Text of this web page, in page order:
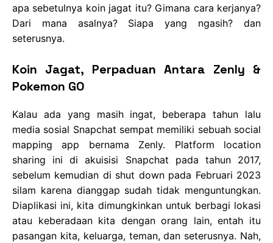
apa sebetulnya koin jagat itu? Gimana cara kerjanya?
Dari mana asalnya? Siapa yang ngasih? dan
seterusnya.
Koin Jagat, Perpaduan Antara Zenly &
Pokemon GO
Kalau ada yang masih ingat, beberapa tahun lalu
media sosial Snapchat sempat memiliki sebuah social
mapping app bernama Zenly. Platform location
sharing ini di akuisisi Snapchat pada tahun 2017,
sebelum kemudian di shut down pada Februari 2023
silam karena dianggap sudah tidak menguntungkan.
Diaplikasi ini, kita dimungkinkan untuk berbagi lokasi
atau keberadaan kita dengan orang lain, entah itu
pasangan kita, keluarga, teman, dan seterusnya. Nah,